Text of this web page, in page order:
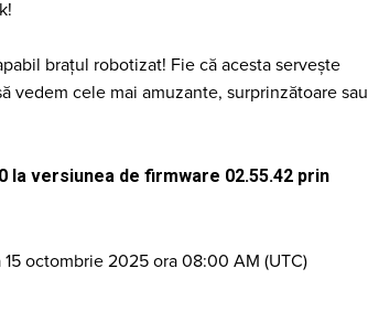
brațul robotizat! Fie că acesta servește
vedem cele mai amuzante, surprinzătoare sau
la versiunea de firmware 02.55.42 prin
octombrie 2025 ora 08:00 AM (UTC)